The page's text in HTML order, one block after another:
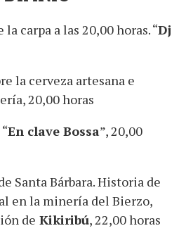
carpa a las 20,00 horas. “Dj
la cerveza artesana e
20,00 horas
En clave Bossa”, 20,00
Santa Bárbara. Historia de
en la minería del Bierzo,
de Kikiribú, 22,00 horas